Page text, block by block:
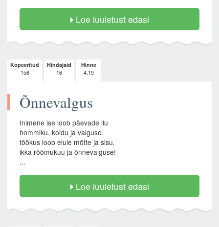
Loe luuletust edasi
Kopeeritud
158
Hindajaid
16
Hinne
4.19
Õnnevalgus
Inimene ise loob päevade ilu
hommiku, koidu ja valguse.
töökus loob elule mõtte ja sisu,
ikka rõõmukuu ja õnnevalguse!
...
Loe luuletust edasi